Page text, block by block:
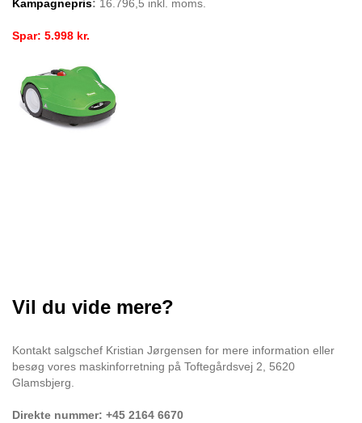
Kampagnepris: 16.796,5 inkl. moms.
Spar: 5.998 kr.
Vil du vide mere?
Kontakt salgschef Kristian Jørgensen for mere information eller
besøg vores maskinforretning på Toftegårdsvej 2, 5620
Glamsbjerg.
Direkte nummer: +45 2164 6670